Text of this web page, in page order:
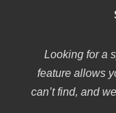
Looking for a
feature allows
can’t find, and